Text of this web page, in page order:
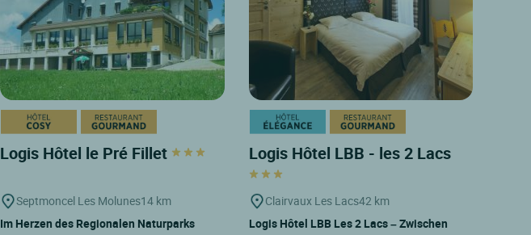
Logis Hôtel le Pré Fillet
Septmoncel Les Molunes14 km
Im Herzen des Regionalen Naturparks
Logis Hôtel LBB - les 2 Lacs
Clairvaux Les Lacs42 km
Logis Hôtel LBB Les 2 Lacs – Zwischen